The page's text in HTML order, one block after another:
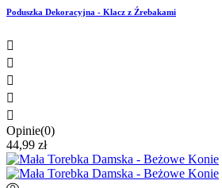
Poduszka Dekoracyjna - Klacz z Źrebakami





Opinie(0)
44,99 zł